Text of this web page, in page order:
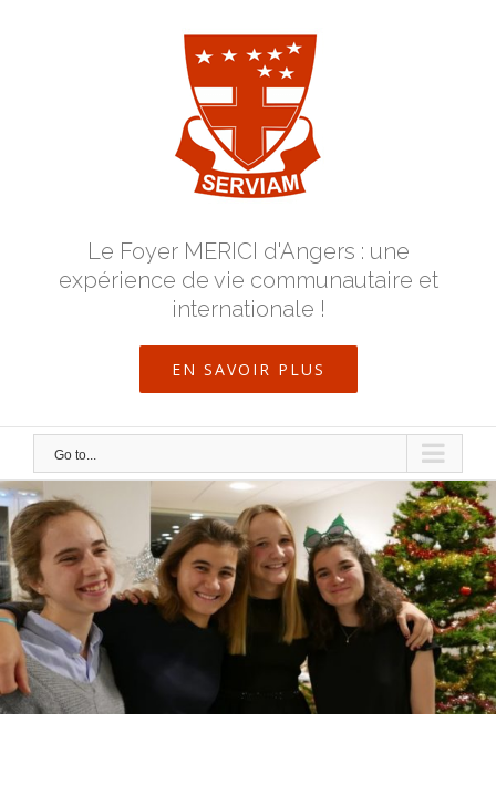
Le Foyer MERICI d'Angers : une
expérience de vie communautaire et
internationale !
EN SAVOIR PLUS
Go to...